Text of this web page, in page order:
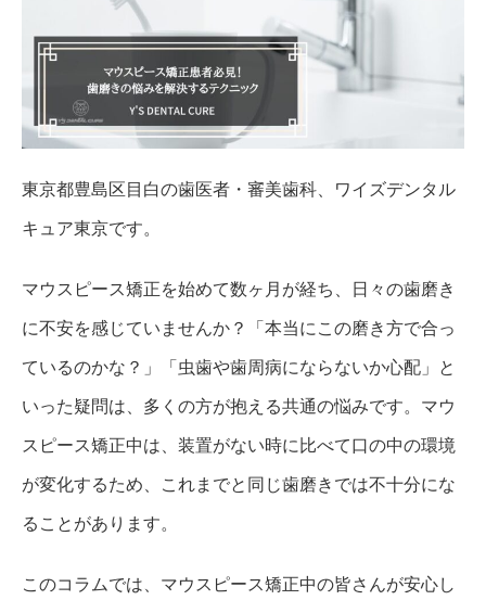
東京都豊島区目白の歯医者・審美歯科、ワイズデンタル
キュア東京です。
マウスピース矯正を始めて数ヶ月が経ち、日々の歯磨き
に不安を感じていませんか？「本当にこの磨き方で合っ
ているのかな？」「虫歯や歯周病にならないか心配」と
いった疑問は、多くの方が抱える共通の悩みです。マウ
スピース矯正中は、装置がない時に比べて口の中の環境
が変化するため、これまでと同じ歯磨きでは不十分にな
ることがあります。
このコラムでは、マウスピース矯正中の皆さんが安心し